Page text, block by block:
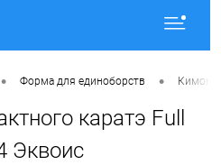
• Форма для единоборств • Кимоно
каратэ Full
Эквоис